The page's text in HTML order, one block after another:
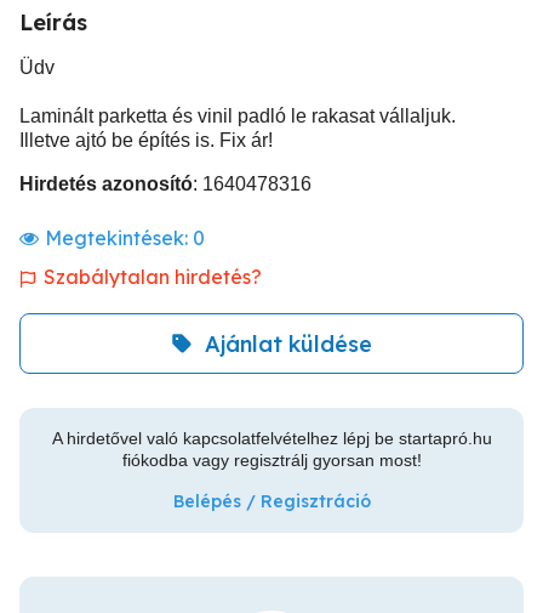
Leírás
Üdv
Laminált parketta és vinil padló le rakasat vállaljuk.
Illetve ajtó be építés is. Fix ár!
Hirdetés azonosító: 1640478316
Megtekintések: 0
Szabálytalan hirdetés?
Ajánlat küldése
A hirdetővel való kapcsolatfelvételhez lépj be startapró.hu
fiókodba vagy regisztrálj gyorsan most!
Belépés / Regisztráció